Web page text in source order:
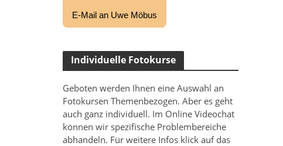
E-Mail an Uwe Möbus
Individuelle Fotokurse
Geboten werden Ihnen eine Auswahl an
Fotokursen Themenbezogen. Aber es geht
auch ganz individuell. Im Online Videochat
können wir spezifische Problembereiche
abhandeln. Für weitere Infos klick auf das